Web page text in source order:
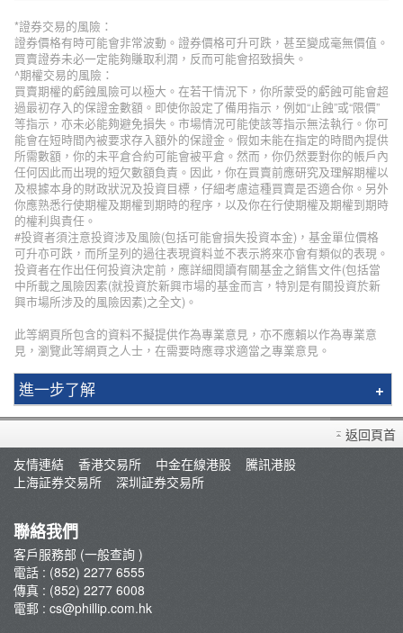
*證券交易的風險：
證券價格有時可能會非常波動。證券價格可升可跌，甚至變成毫無價值。
買賣證券未必一定能夠賺取利潤，反而可能會招致損失。
^期權交易的風險：
買賣期權的虧蝕風險可以極大。在若干情況下，你所蒙受的虧蝕可能會超
過最初存入的保證金數額。即使你設定了備用指示，例如“止蝕”或“限價”
等指示，亦未必能夠避免損失。市場情況可能使該等指示無法執行。你可
能會在短時間內被要求存入額外的保證金。假如未能在指定的時間內提供
所需數額，你的未平倉合約可能會被平倉。然而，你仍然要對你的帳戶內
任何因此而出現的短欠數額負責。因此，你在買賣前應研究及理解期權以
及根據本身的財政狀況及投資目標，仔細考慮這種買賣是否適合你。另外
你應熟悉行使期權及期權到期時的程序，以及你在行使期權及期權到期時
的權利與責任。
#投資者須注意投資涉及風險(包括可能會損失投資本金)，基金單位價格
可升亦可跌，而所呈列的過往表現資料並不表示將來亦會有類似的表現。
投資者在作出任何投資決定前，應詳細閱讀有關基金之銷售文件(包括當
中所載之風險因素(就投資於新興市場的基金而言，特別是有關投資於新
興市場所涉及的風險因素)之全文)。
此等網頁所包含的資料不擬提供作為專業意見，亦不應賴以作為專業意
見，瀏覽此等網頁之人士，在需要時應尋求適當之專業意見。
進一步了解
輝立簡介
分行資料
招聘人才
輝立保險/股票/期貨100%回佣計劃
新聞稿
返回頁首
友情連結
香港交易所 中金在線港股
騰訊港股
上海証券交易所
深圳証券交易所
聯絡我們
客戶服務部 (一般查詢 )
電話 : (852) 2277 6555
傳真 : (852) 2277 6008
電郵 : cs@phillip.com.hk